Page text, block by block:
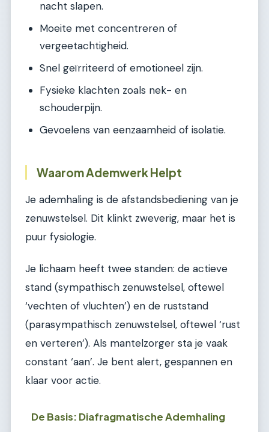
nacht slapen.
Moeite met concentreren of
vergeetachtigheid.
Snel geïrriteerd of emotioneel zijn.
Fysieke klachten zoals nek- en
schouderpijn.
Gevoelens van eenzaamheid of isolatie.
Waarom Ademwerk Helpt
Je ademhaling is de afstandsbediening van je
zenuwstelsel. Dit klinkt zweverig, maar het is
puur fysiologie.
Je lichaam heeft twee standen: de actieve
stand (sympathisch zenuwstelsel, oftewel
‘vechten of vluchten’) en de ruststand
(parasympathisch zenuwstelsel, oftewel ‘rust
en verteren’). Als mantelzorger sta je vaak
constant ‘aan’. Je bent alert, gespannen en
klaar voor actie.
De Basis: Diafragmatische Ademhaling